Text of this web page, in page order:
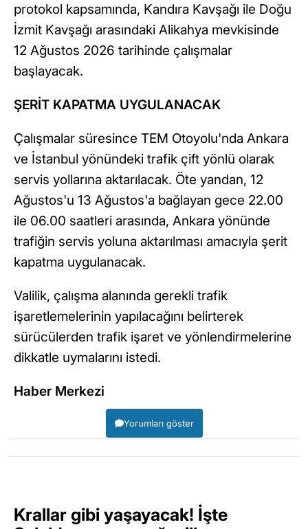
protokol kapsamında, Kandıra Kavşağı ile Doğu
İzmit Kavşağı arasındaki Alikahya mevkisinde
12 Ağustos 2026 tarihinde çalışmalar
başlayacak.
ŞERİT KAPATMA UYGULANACAK
Çalışmalar süresince TEM Otoyolu'nda Ankara
ve İstanbul yönündeki trafik çift yönlü olarak
servis yollarına aktarılacak. Öte yandan, 12
Ağustos'u 13 Ağustos'a bağlayan gece 22.00
ile 06.00 saatleri arasında, Ankara yönünde
trafiğin servis yoluna aktarılması amacıyla şerit
kapatma uygulanacak.
Valilik, çalışma alanında gerekli trafik
işaretlemelerinin yapılacağını belirterek
sürücülerden trafik işaret ve yönlendirmelerine
dikkatle uymalarını istedi.
Haber Merkezi
Yorumları göster
Krallar gibi yaşayacak! İşte